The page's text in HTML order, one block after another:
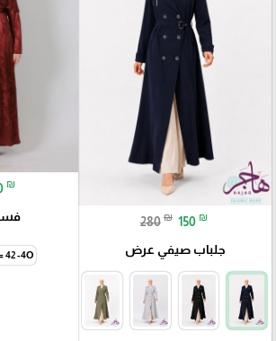
280 ₪ 150 ₪
جلباب صيفي عرض
₪
42 -4O